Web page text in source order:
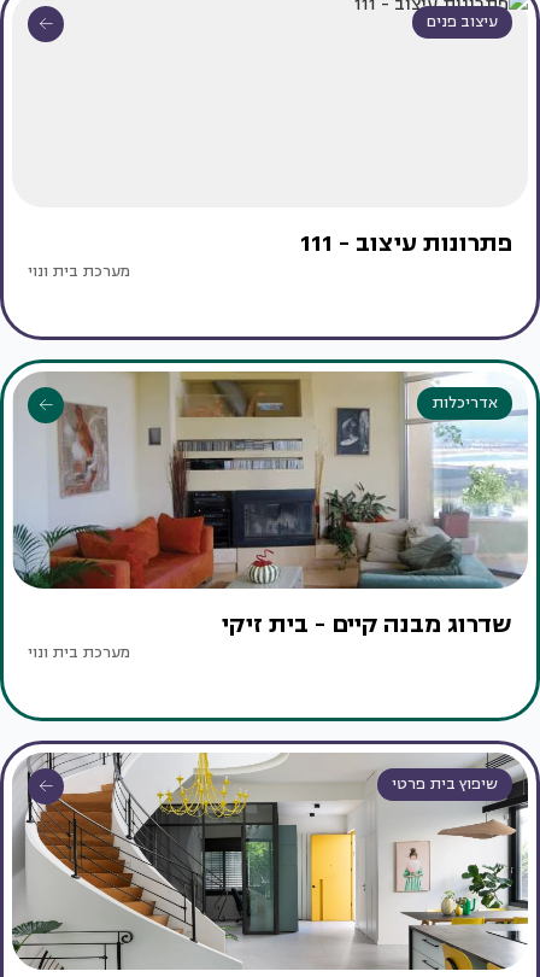
עיצוב פנים
פתרונות עיצוב - 111
מערכת בית ונוי
אדריכלות
שדרוג מבנה קיים - בית זיקי
מערכת בית ונוי
שיפוץ בית פרטי